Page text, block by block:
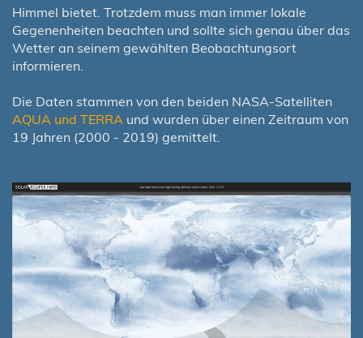
Himmel bietet. Trotzdem muss man immer lokale
Gegenenheiten beachten und sollte sich genau über das
Wetter an seinem gewählten Beobachtungsort
informieren.
Die Daten stammen von den beiden NASA-Satelliten
AQUA und TERRA und wurden über einen Zeitraum von
19 Jahren (2000 - 2019) gemittelt.